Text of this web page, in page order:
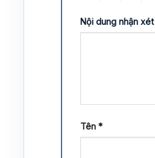
Nội dung nhận xét
Tên *